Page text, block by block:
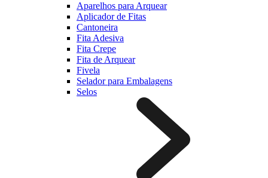
Aparelhos para Arquear
Aplicador de Fitas
Cantoneira
Fita Adesiva
Fita Crepe
Fita de Arquear
Fivela
Selador para Embalagens
Selos